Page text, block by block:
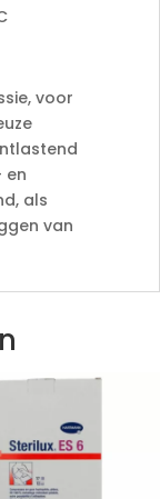
voor
en
als
van